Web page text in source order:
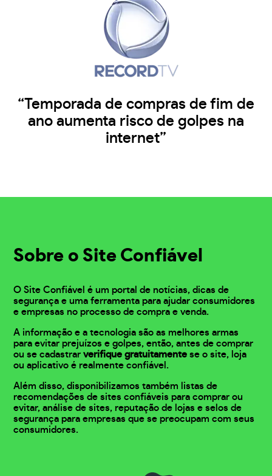
“Temporada de compras de fim de
ano aumenta risco de golpes na
internet”
Sobre o Site Confiável
O Site Confiável é um portal de notícias, dicas de
segurança e uma ferramenta para ajudar consumidores
e empresas no processo de compra e venda.
A informação e a tecnologia são as melhores armas
para evitar prejuízos e golpes, então, antes de comprar
ou se cadastrarverifique gratuitamente se o site, loja
ou aplicativo é realmente confiável.
Além disso, disponibilizamos também listas de
recomendações de sites confiáveis para comprar ou
evitar, análise de sites, reputação de lojas e selos de
segurança para empresas que se preocupam com seus
consumidores.